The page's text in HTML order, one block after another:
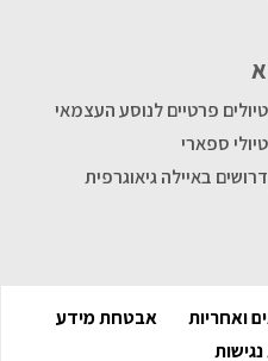
טיולים פרטיים לנוסע העצמאי
טיולי ספארי
דרושים באיילה גיאוגרפית
ואחריות
אבטחת מידע